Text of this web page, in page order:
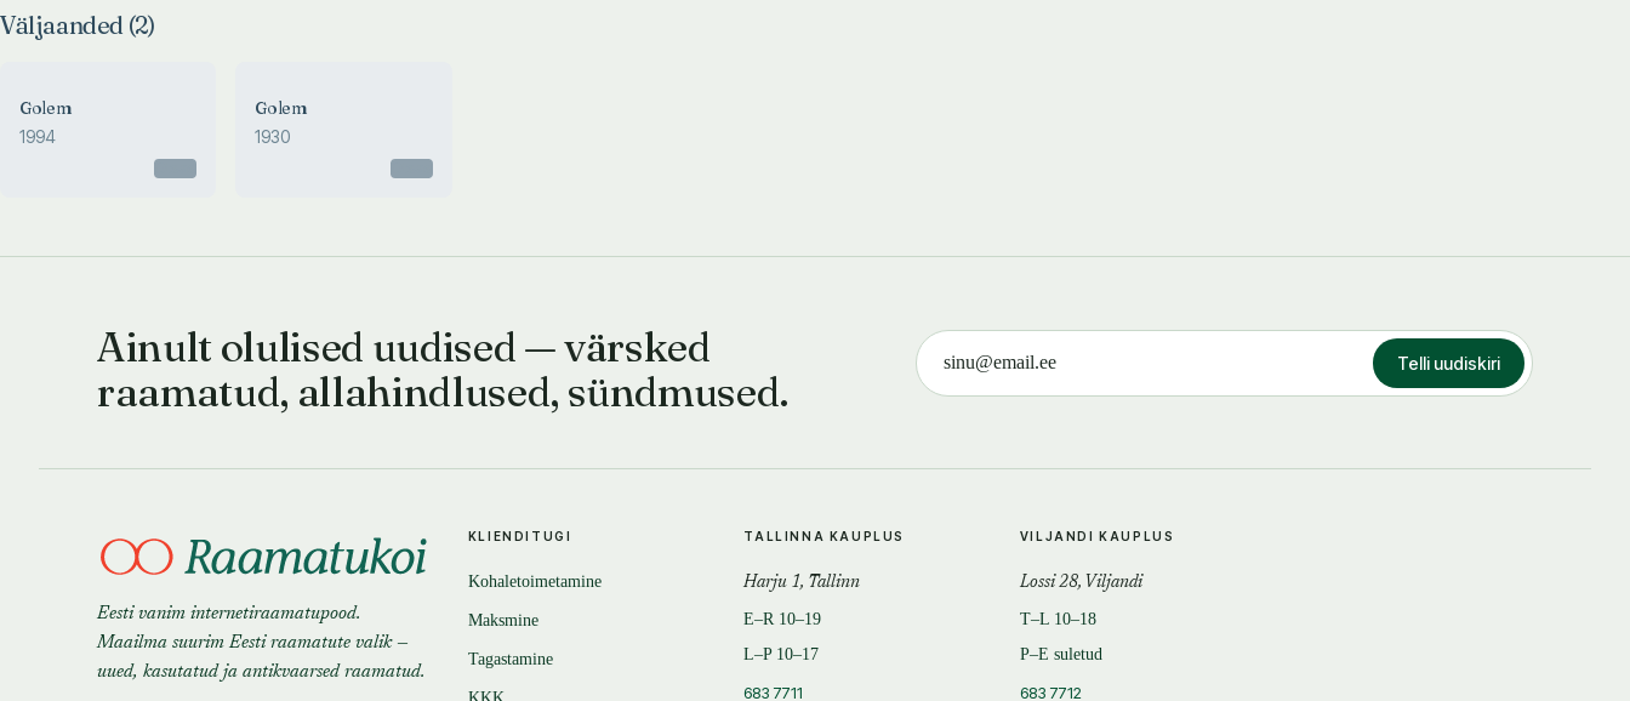
Väljaanded (2)
Golem
1994
Golem
1930
Ainult olulised uudised — värsked
raamatud, allahindlused, sündmused.
Telli uudiskiri
Eesti vanim internetiraamatupood.
Maailma suurim Eesti raamatute valik —
uued, kasutatud ja antikvaarsed raamatud.
KLIENDITUGI
Kohaletoimetamine
Maksmine
Tagastamine
TALLINNA KAUPLUS
Harju 1, Tallinn
E–R 10–19
L–P 10–17
683 7711
VILJANDI KAUPLUS
Lossi 28, Viljandi
T–L 10–18
P–E suletud
683 7712